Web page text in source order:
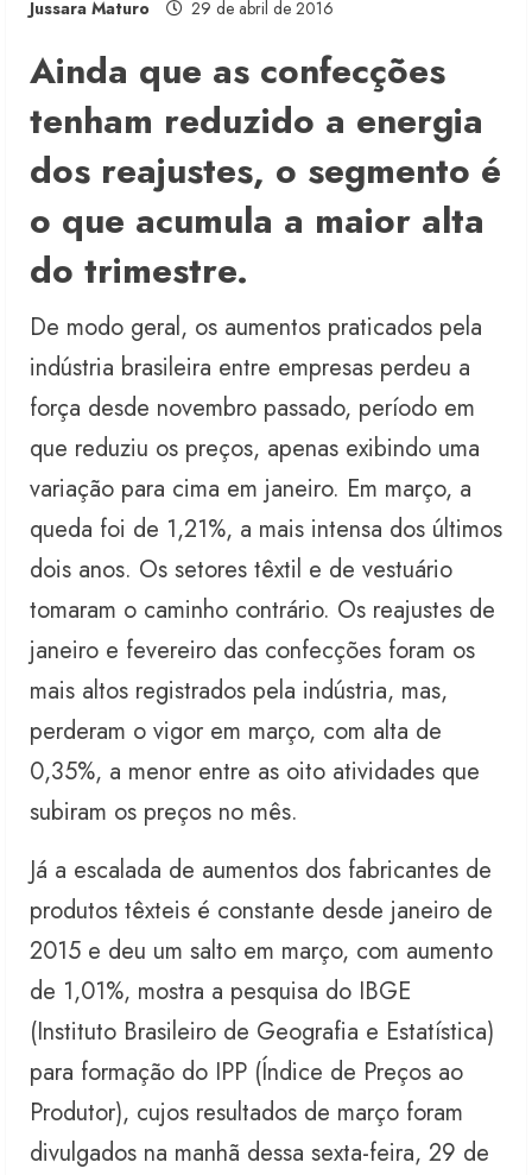
Jussara Maturo 29 de abril de 2016
Ainda que as confecções
tenham reduzido a energia
dos reajustes, o segmento é
o que acumula a maior alta
do trimestre.
De modo geral, os aumentos praticados pela
indústria brasileira entre empresas perdeu a
força desde novembro passado, período em
que reduziu os preços, apenas exibindo uma
variação para cima em janeiro. Em março, a
queda foi de 1,21%, a mais intensa dos últimos
dois anos. Os setores têxtil e de vestuário
tomaram o caminho contrário. Os reajustes de
janeiro e fevereiro das confecções foram os
mais altos registrados pela indústria, mas,
perderam o vigor em março, com alta de
0,35%, a menor entre as oito atividades que
subiram os preços no mês.
Já a escalada de aumentos dos fabricantes de
produtos têxteis é constante desde janeiro de
2015 e deu um salto em março, com aumento
de 1,01%, mostra a pesquisa do IBGE
(Instituto Brasileiro de Geografia e Estatística)
para formação do IPP (Índice de Preços ao
Produtor), cujos resultados de março foram
divulgados na manhã dessa sexta-feira, 29 de